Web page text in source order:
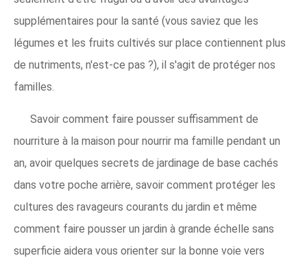
supplémentaires pour la santé (vous saviez que les
légumes et les fruits cultivés sur place contiennent plus
de nutriments, n'est-ce pas ?), il s'agit de protéger nos
familles.
Savoir comment faire pousser suffisamment de
nourriture à la maison pour nourrir ma famille pendant un
an, avoir quelques secrets de jardinage de base cachés
dans votre poche arrière, savoir comment protéger les
cultures des ravageurs courants du jardin et même
comment faire pousser un jardin à grande échelle sans
superficie aidera vous orienter sur la bonne voie vers